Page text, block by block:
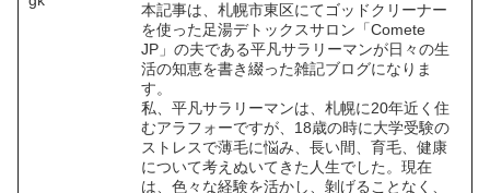
本記事は、札幌市東区にてゴッドクリーナー
を使った足湯デトックスサロン「Comete
JP」の夫である平凡サラリーマンが日々の生
活の知恵を書き綴った雑記ブログになりま
す。
私、平凡サラリーマンは、札幌に20年近く住
むアラフォーですが、18歳の時に大学受験の
ストレスで薄毛に悩み、長い間、育毛、健康
について考えぬいてきた人生でした。現在
は、色々な経験を活かし、剝げることなく、